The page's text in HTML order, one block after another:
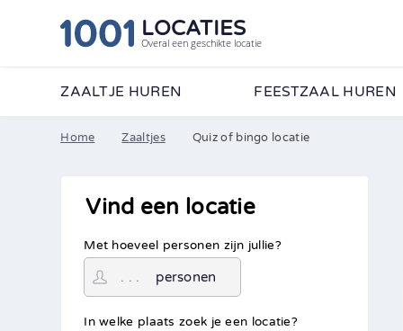
LOCATIES
Overal een geschikte locatie
ZAALTJE HUREN FEESTZAAL HUREN
Home Zaaltjes Quiz of bingo locatie
Vind een locatie
Met hoeveel personen zijn jullie?
personen
In welke plaats zoek je een locatie?